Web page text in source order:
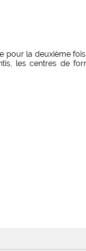
la deuxième
les centres de